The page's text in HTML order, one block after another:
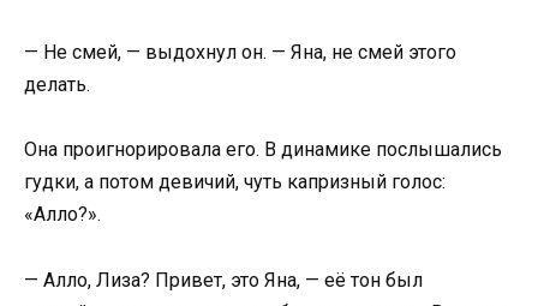
— Не смей, — выдохнул он. — Яна, не смей этого
делать.
Она проигнорировала его. В динамике послышались
гудки, а потом девичий, чуть капризный голос:
«Алло?».
— Алло, Лиза? Привет, это Яна, — её тон был